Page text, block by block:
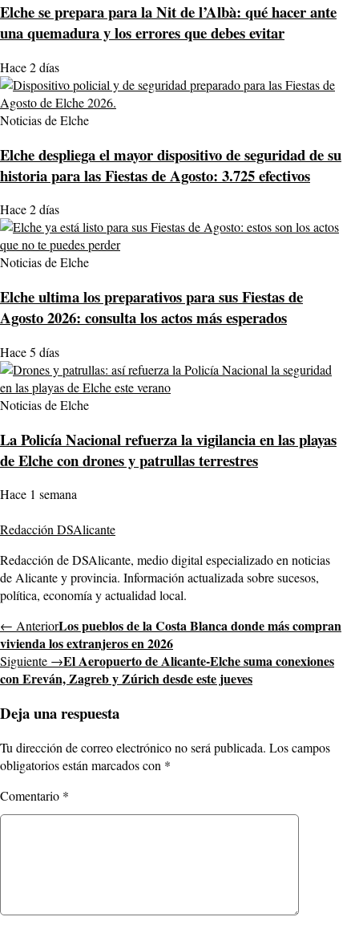
Elche se prepara para la Nit de l’Albà: qué hacer ante
una quemadura y los errores que debes evitar
Hace 2 días
Noticias de Elche
Elche despliega el mayor dispositivo de seguridad de su
historia para las Fiestas de Agosto: 3.725 efectivos
Hace 2 días
Noticias de Elche
Elche ultima los preparativos para sus Fiestas de
Agosto 2026: consulta los actos más esperados
Hace 5 días
Noticias de Elche
La Policía Nacional refuerza la vigilancia en las playas
de Elche con drones y patrullas terrestres
Hace 1 semana
Redacción DSAlicante
Redacción de DSAlicante, medio digital especializado en noticias
de Alicante y provincia. Información actualizada sobre sucesos,
política, economía y actualidad local.
← AnteriorLos pueblos de la Costa Blanca donde más compran
vivienda los extranjeros en 2026
Siguiente →El Aeropuerto de Alicante-Elche suma conexiones
con Ereván, Zagreb y Zúrich desde este jueves
Deja una respuesta
Tu dirección de correo electrónico no será publicada. Los campos
obligatorios están marcados con *
Comentario *